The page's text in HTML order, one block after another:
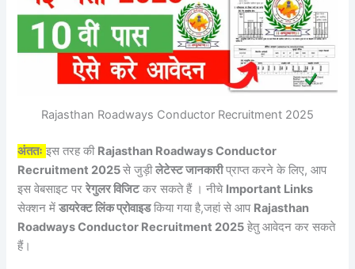
Rajasthan Roadways Conductor Recruitment 2025
अंततः इस तरह की Rajasthan Roadways Conductor
Recruitment 2025से जुड़ीलेटेस्ट जानकारीप्राप्त करने के लिए, आप
इस वेबसाइट पररेगुलर विजिटकर सकते हैं । नीचे Important Links
सेक्शन मेंडायरेक्ट लिंक प्रोवाइडकिया गया है,जहां से आप Rajasthan
Roadways Conductor Recruitment 2025 हेतु आवेदन कर सकते
हैं।